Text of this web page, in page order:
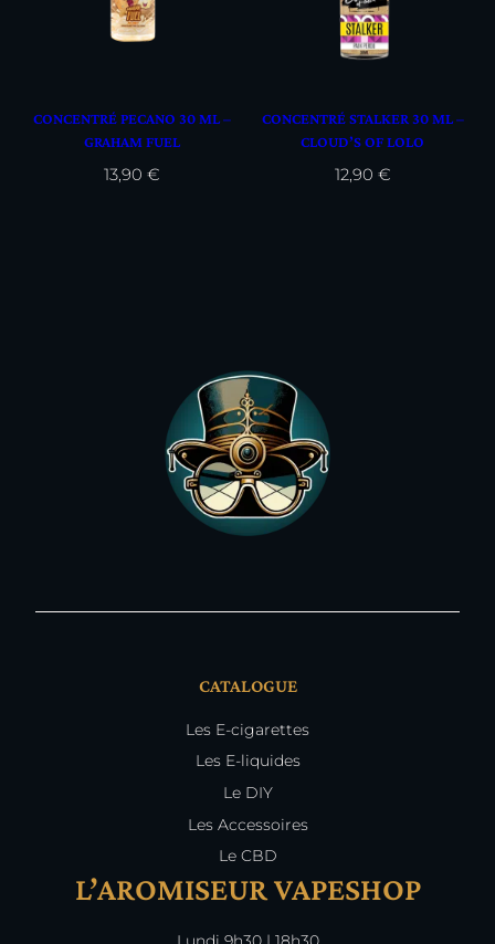
CONCENTRÉ PECANO 30 ML –
GRAHAM FUEL
13,90€
CONCENTRÉ STALKER 30 ML –
CLOUD’S OF LOLO
12,90 €
CATALOGUE
Les E-cigarettes
Les E-liquides
Le DIY
Les Accessoires
Le CBD
L’AROMISEUR VAPESHOP